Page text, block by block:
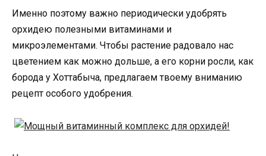
Именно поэтому важно периодически удобрять
орхидею полезными витаминами и
микроэлементами. Чтобы растение радовало нас
цветением как можно дольше, а его корни росли, как
борода у Хоттабыча, предлагаем твоему вниманию
рецепт особого удобрения.